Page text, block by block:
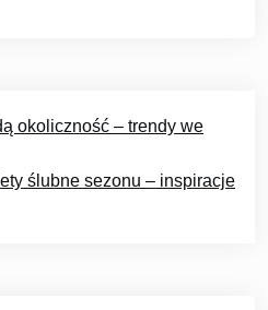
okoliczność – trendy we
ślubne sezonu – inspiracje